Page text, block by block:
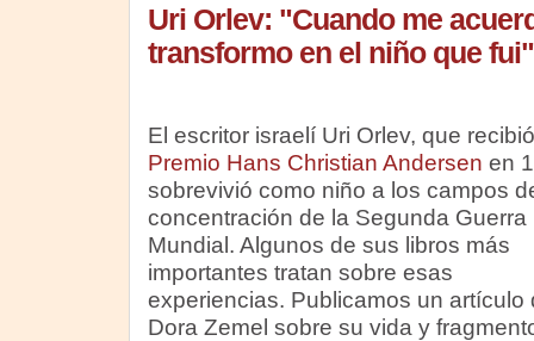
Uri Orlev: "Cuando me
transformo en el niño que fui"
El escritor israelí Uri Orlev, que
Premio Hans Christian Andersen en
sobrevivió como niño a los campos
concentración de la Segunda Guerra
Mundial. Algunos de sus libros más
importantes tratan sobre esas
experiencias. Publicamos un artículo
Dora Zemel sobre su vida y